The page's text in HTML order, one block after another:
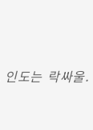
도는 락싸울.